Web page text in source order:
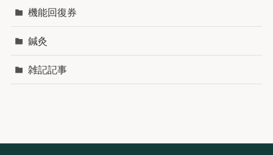
機能回復券
鍼灸
雑記記事